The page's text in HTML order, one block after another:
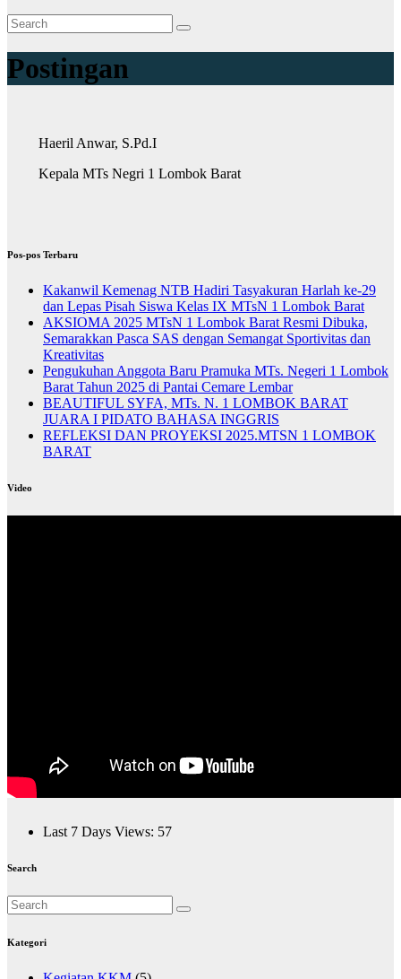
Postingan
Haeril Anwar, S.Pd.I
Kepala MTs Negri 1 Lombok Barat
Pos-pos Terbaru
Kakanwil Kemenag NTB Hadiri Tasyakuran Harlah ke-29
dan Lepas Pisah Siswa Kelas IX MTsN 1 Lombok Barat
AKSIOMA 2025 MTsN 1 Lombok Barat Resmi Dibuka,
Semarakkan Pasca SAS dengan Semangat Sportivitas dan
Kreativitas
Pengukuhan Anggota Baru Pramuka MTs. Negeri 1 Lombok
Barat Tahun 2025 di Pantai Cemare Lembar
BEAUTIFUL SYFA, MTs. N. 1 LOMBOK BARAT
JUARA I PIDATO BAHASA INGGRIS
REFLEKSI DAN PROYEKSI 2025.MTSN 1 LOMBOK
BARAT
Video
Last 7 Days Views: 57
Search
Kategori